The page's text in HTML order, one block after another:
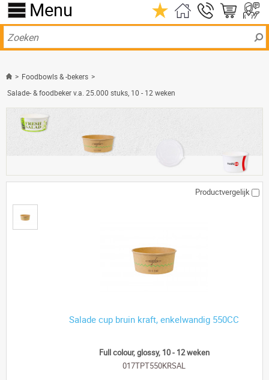
Menu
> Foodbowls & -bekers >
Salade- & foodbeker v.a. 25.000 stuks, 10 - 12 weken
Productvergelijk
Salade cup bruin kraft, enkelwandig 550CC
Full colour, glossy, 10 - 12 weken
017TPT550KRSAL